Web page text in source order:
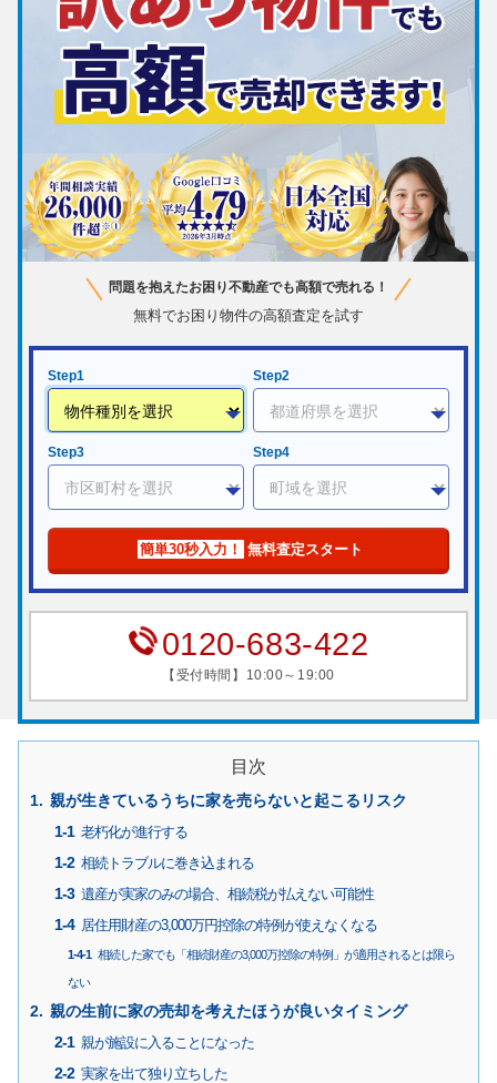
問題を抱えたお困り不動産でも高額で売れる！
無料でお困り物件の高額査定を試す
Step1 Step2
Step3 Step4
簡単30秒入力！ 無料査定スタート
0120-683-422
【受付時間】10:00～19:00
目次
親が生きているうちに家を売らないと起こるリスク
老朽化が進行する
相続トラブルに巻き込まれる
遺産が実家のみの場合、相続税が払えない可能性
居住用財産の3,000万円控除の特例が使えなくなる
相続した家でも「相続財産の3,000万控除の特例」が適用されるとは限ら
ない
親の生前に家の売却を考えたほうが良いタイミング
親が施設に入ることになった
実家を出て独り立ちした